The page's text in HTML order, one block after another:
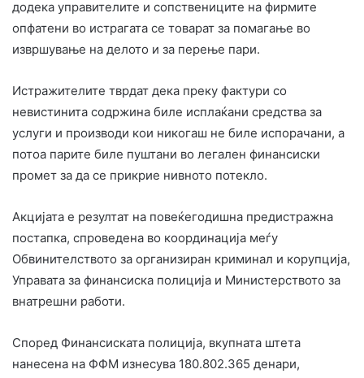
додека управителите и сопствениците на фирмите
опфатени во истрагата се товарат за помагање во
извршување на делото и за перење пари.
Истражителите тврдат дека преку фактури со
невистинита содржина биле исплаќани средства за
услуги и производи кои никогаш не биле испорачани, а
потоа парите биле пуштани во легален финансиски
промет за да се прикрие нивното потекло.
Акцијата е резултат на повеќегодишна предистражна
постапка, спроведена во координација меѓу
Обвинителството за организиран криминал и корупција,
Управата за финансиска полиција и Министерството за
внатрешни работи.
Според Финансиската полиција, вкупната штета
нанесена на ФФМ изнесува 180.802.365 денари,